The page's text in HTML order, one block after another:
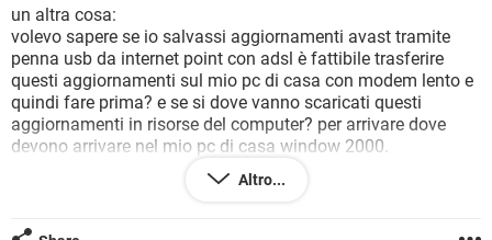
TIKTOK
HARDWARE
INSTAGRAM WHATSAPP
TIKTOK FACEBOOK
HARDWARE
un altra cosa:
volevo sapere se io salvassi aggiornamenti avast tramite
penna usb da internet point con adsl è fattibile trasferire
questi aggiornamenti sul mio pc di casa con modem lento e
quindi fare prima? e se si dove vanno scaricati questi
aggiornamenti in risorse del computer? per arrivare dove
devono arrivare nel mio pc di casa window 2000.
un altra cosa ma il cd rom serve forse solo a salvare da
o autorizzato..
Altro...